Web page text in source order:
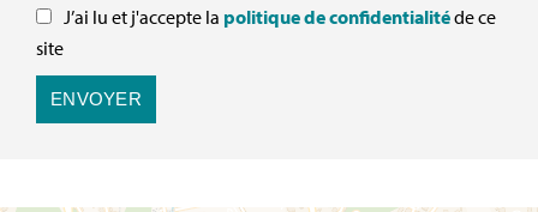
J’ai lu et j'accepte la politique de confidentialitéde ce
site
ENVOYER